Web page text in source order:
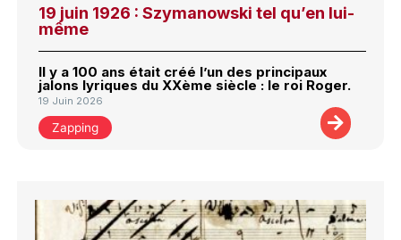
19 juin 1926 : Szymanowski tel qu’en lui-
même
Il y a 100 ans était créé l’un des principaux
jalons lyriques du XXème siècle : le roi Roger.
19 Juin 2026
Zapping